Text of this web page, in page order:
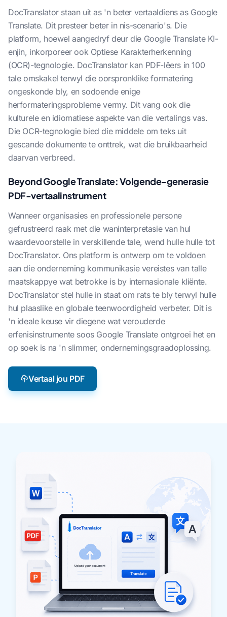
DocTranslator staan uit as 'n beter vertaaldiens as Google
Translate. Dit presteer beter in nis-scenario's. Die
platform, hoewel aangedryf deur die Google Translate KI-
enjin, inkorporeer ook Optiese Karakterherkenning
(OCR)-tegnologie. DocTranslator kan PDF-lêers in 100
tale omskakel terwyl die oorspronklike formatering
ongeskonde bly, en sodoende enige
herformateringsprobleme vermy. Dit vang ook die
kulturele en idiomatiese aspekte van die vertalings vas.
Die OCR-tegnologie bied die middele om teks uit
gescande dokumente te onttrek, wat die bruikbaarheid
daarvan verbreed.
Beyond Google Translate: Volgende-generasie
PDF-vertaalinstrument
Wanneer organisasies en professionele persone
gefrustreerd raak met die waninterpretasie van hul
waardevoorstelle in verskillende tale, wend hulle hulle tot
DocTranslator. Ons platform is ontwerp om te voldoen
aan die onderneming kommunikasie vereistes van talle
maatskappye wat betrokke is by internasionale kliënte.
DocTranslator stel hulle in staat om rats te bly terwyl hulle
hul plaaslike en globale teenwoordigheid verbeter. Dit is
'n ideale keuse vir diegene wat verouderde
erfenisinstrumente soos Google Translate ontgroei het en
op soek is na 'n slimmer, ondernemingsgraadoplossing.
Vertaal jou PDF